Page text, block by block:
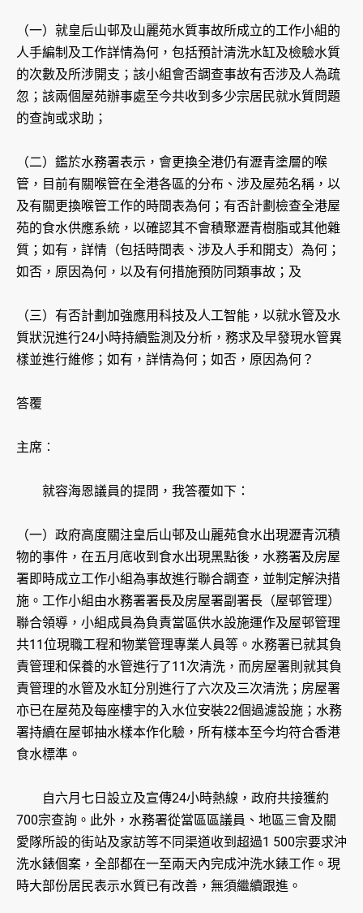
（一）就皇后山邨及山麗苑水質事故所成立的工作小組的
人手編制及工作詳情為何，包括預計清洗水缸及檢驗水質
的次數及所涉開支；該小組會否調查事故有否涉及人為疏
忽；該兩個屋苑辦事處至今共收到多少宗居民就水質問題
的查詢或求助；
（二）鑑於水務署表示，會更換全港仍有瀝青塗層的喉
管，目前有關喉管在全港各區的分布、涉及屋苑名稱，以
及有關更換喉管工作的時間表為何；有否計劃檢查全港屋
苑的食水供應系統，以確認其不會積聚瀝青樹脂或其他雜
質；如有，詳情（包括時間表、涉及人手和開支）為何；
如否，原因為何，以及有何措施預防同類事故；及
（三）有否計劃加強應用科技及人工智能，以就水管及水
質狀況進行24小時持續監測及分析，務求及早發現水管異
樣並進行維修；如有，詳情為何；如否，原因為何？
答覆
主席︰
就容海恩議員的提問，我答覆如下：
（一）政府高度關注皇后山邨及山麗苑食水出現瀝青沉積
物的事件，在五月底收到食水出現黑點後，水務署及房屋
署即時成立工作小組為事故進行聯合調查，並制定解決措
施。工作小組由水務署署長及房屋署副署長（屋邨管理）
聯合領導，小組成員為負責當區供水設施運作及屋邨管理
共11位現職工程和物業管理專業人員等。水務署已就其負
責管理和保養的水管進行了11次清洗，而房屋署則就其負
責管理的水管及水缸分別進行了六次及三次清洗；房屋署
亦已在屋苑及每座樓宇的入水位安裝22個過濾設施；水務
署持續在屋邨抽水樣本作化驗，所有樣本至今均符合香港
食水標準。
自六月七日設立及宣傳24小時熱線，政府共接獲約
700宗查詢。此外，水務署從當區區議員、地區三會及關
愛隊所設的街站及家訪等不同渠道收到超過1 500宗要求沖
洗水錶個案，全部都在一至兩天內完成沖洗水錶工作。現
時大部份居民表示水質已有改善，無須繼續跟進。